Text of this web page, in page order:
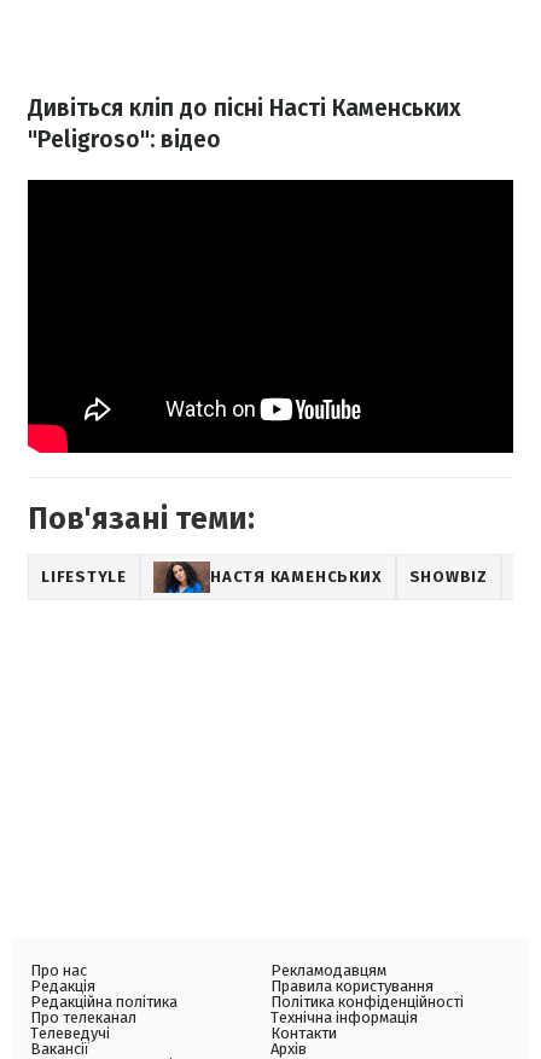
Дивіться кліп до пісні Насті Каменських
"Peligroso": відео
Пов'язані теми:
LIFESTYLE НАСТЯ КАМЕНСЬКИХ SHOWBIZ
Про нас
Редакція
Редакційна політика
Про телеканал
Телеведучі
Вакансії
Рекламодавцям
Правила користування
Політика конфіденційності
Технічна інформація
Контакти
Архів